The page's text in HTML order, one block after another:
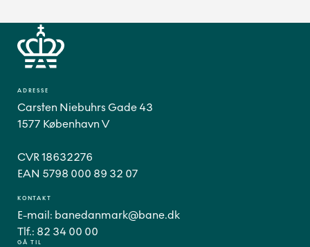
GÅ TIL
ADRESSE
Carsten Niebuhrs Gade 43
1577 København V
CVR 18632276
EAN 5798 000 89 32 07
KONTAKT
E-mail: banedanmark@bane.dk
Tlf.: 82 34 00 00